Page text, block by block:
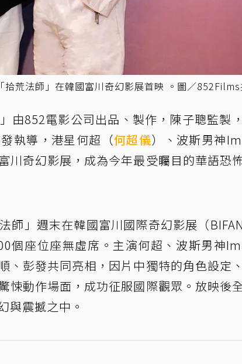
荒法師」在韓國富川奇幻影展首映 。圖／
由852電影公司出品、製作，陳子聰監製
執導，港星何超（何超儀）、波斯男神
川奇幻影展，成為今年最受矚目的華語恐
師」週末在韓國富川國際奇幻影展（
個座位座無虛席。主演何超、波斯男神
、彭發共同亮相，因片中獨特的角色設定
悚動作場面，成功征服國際觀眾。放映後
與震撼之中。